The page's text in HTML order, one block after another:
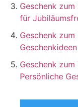
Geschenk
für
Geschenk
Geschenk
Persönliche